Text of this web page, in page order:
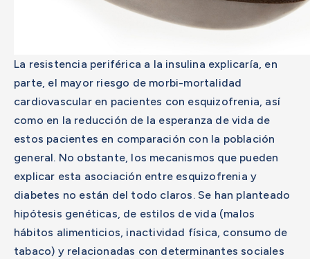
La resistencia periférica a la insulina explicaría, en
parte, el mayor riesgo de morbi-mortalidad
cardiovascular en pacientes con esquizofrenia, así
como en la reducción de la esperanza de vida de
estos pacientes en comparación con la población
general. No obstante, los mecanismos que pueden
explicar esta asociación entre esquizofrenia y
diabetes no están del todo claros. Se han planteado
hipótesis genéticas, de estilos de vida (malos
hábitos alimenticios, inactividad física, consumo de
tabaco) y relacionadas con determinantes sociales